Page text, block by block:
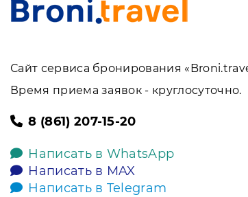
Сайт сервиса бронирования
Время приема заявок - круглосуточно.
8 (861) 207-15-20
Написать в WhatsApp
Написать в MAX
Написать в Telegram